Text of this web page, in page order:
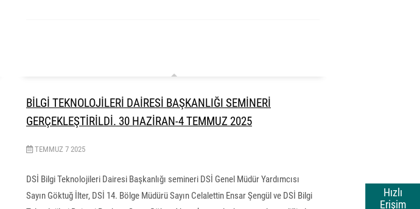
Hızlı
Erişim
BİLGİ TEKNOLOJİLERİ DAİRESİ BAŞKANLIĞI SEMİNERİ
GERÇEKLEŞTİRİLDİ. 30 HAZİRAN-4 TEMMUZ 2025
TEMMUZ 7 2025
DSİ Bilgi Teknolojileri Dairesi Başkanlığı semineri DSİ Genel Müdür Yardımcısı
Sayın Göktuğ İlter, DSİ 14. Bölge Müdürü Sayın Celalettin Ensar Şengül ve DSİ Bilgi